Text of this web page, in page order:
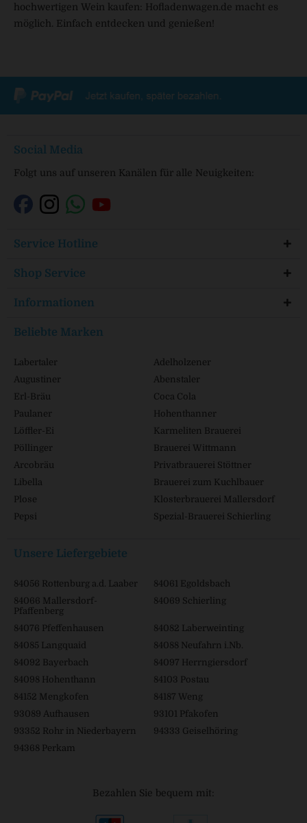
hochwertigen Wein kaufen: Hofladenwagen.de macht es
möglich. Einfach entdecken und genießen!
Social Media
Folgt uns auf unseren Kanälen für alle Neuigkeiten:
Service Hotline
Shop Service
Informationen
Beliebte Marken
Labertaler
Adelholzener
Augustiner
Abenstaler
Erl-Bräu
Coca Cola
Paulaner
Hohenthanner
Löffler-Ei
Karmeliten Brauerei
Pöllinger
Brauerei Wittmann
Arcobräu
Privatbrauerei Stöttner
Libella
Brauerei zum Kuchlbauer
Plose
Klosterbrauerei Mallersdorf
Pepsi
Spezial-Brauerei Schierling
Unsere Liefergebiete
84056 Rottenburg a.d. Laaber
84061 Egoldsbach
84066 Mallersdorf-
Pfaffenberg
84069 Schierling
84076 Pfeffenhausen
84082 Laberweinting
84085 Langquaid
84088 Neufahrn i.Nb.
84092 Bayerbach
84097 Herrngiersdorf
84098 Hohenthann
84103 Postau
84152 Mengkofen
84187 Weng
93089 Aufhausen
93101 Pfakofen
93352 Rohr in Niederbayern
94333 Geiselhöring
94368 Perkam
Bezahlen Sie bequem mit: